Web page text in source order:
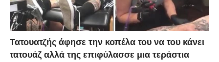
Τατουατζής άφησε την κοπέλα του να του κάνει
τατουάζ αλλά της επιφύλασσε μια τεράστια